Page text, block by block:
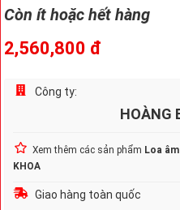
Còn ít hoặc hết hàng
2,560,800 đ
Công ty:
HOÀNG
Xem thêm các sản phẩm Loa
KHOA
Giao hàng toàn quốc